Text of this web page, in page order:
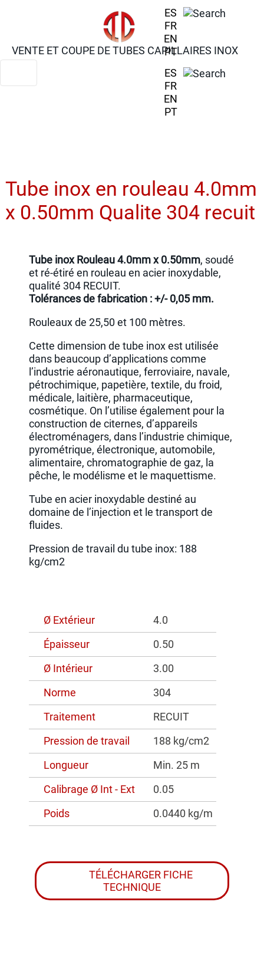
ES
FR
EN
PT
VENTE ET COUPE DE TUBES CAPILLAIRES INOX
ES
FR
EN
PT
Tube inox en rouleau 4.0mm
x 0.50mm Qualite 304 recuit
Tube inox Rouleau 4.0mm x 0.50mm, soudé
et ré-étiré en rouleau en acier inoxydable,
qualité 304 RECUIT.
Tolérances de fabrication : +/- 0,05 mm.
Rouleaux de 25,50 et 100 mètres.
Cette dimension de tube inox est utilisée
dans beaucoup d’applications comme
l’industrie aéronautique, ferroviaire, navale,
pétrochimique, papetière, textile, du froid,
médicale, laitière, pharmaceutique,
cosmétique. On l’utilise également pour la
construction de citernes, d’appareils
électroménagers, dans l’industrie chimique,
pyrométrique, électronique, automobile,
alimentaire, chromatographie de gaz, la
pêche, le modélisme et le maquettisme.
Tube en acier inoxydable destiné au
domaine de l’injection et le transport de
fluides.
Pression de travail du tube inox: 188
kg/cm2
Ø Extérieur
4.0
Épaisseur
0.50
Ø Intérieur
3.00
Norme
304
Traitement
RECUIT
Pression de travail
188 kg/cm2
Longueur
Min. 25 m
Calibrage Ø Int - Ext
0.05
Poids
0.0440 kg/m
TÉLÉCHARGER FICHE
TECHNIQUE